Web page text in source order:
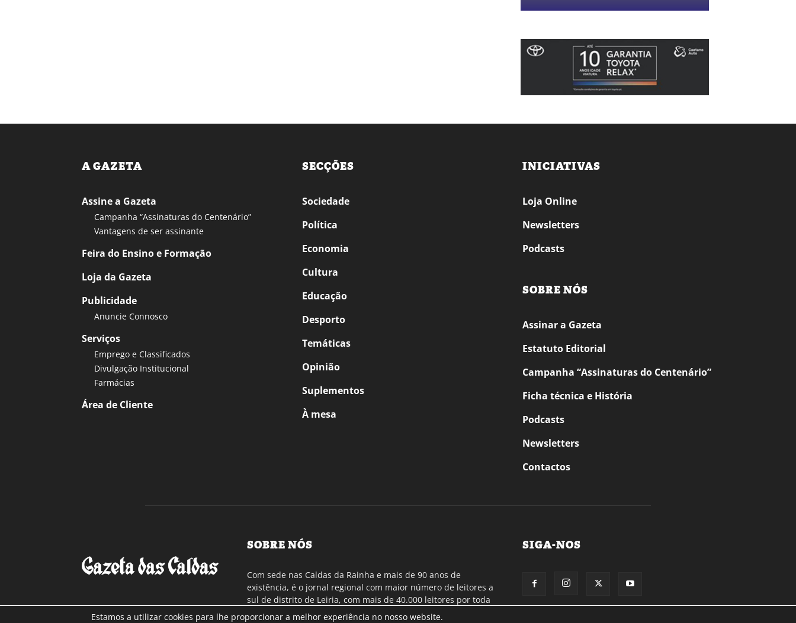
A GAZETA
Assine a Gazeta
Campanha “Assinaturas do Centenário”
Vantagens de ser assinante
Feira do Ensino e Formação
Loja da Gazeta
Publicidade
Anuncie Connosco
Serviços
Emprego e Classificados
Divulgação Institucional
Farmácias
Área de Cliente
SECÇÕES
Sociedade
Política
Economia
Cultura
Educação
Desporto
Temáticas
Opinião
Suplementos
À mesa
INICIATIVAS
Loja Online
Newsletters
Podcasts
SOBRE NÓS
Assinar a Gazeta
Estatuto Editorial
Campanha “Assinaturas do Centenário”
Ficha técnica e História
Podcasts
Newsletters
Contactos
SOBRE NÓS
Com sede nas Caldas da Rainha e mais de 90 anos de
existência, é o jornal regional com maior número de leitores a
sul de distrito de Leiria, com mais de 40.000 leitores por toda
a região Oeste. Jornal com distribuição em Portugal
SIGA-NOS
Estamos a utilizar cookies para lhe proporcionar a melhor experiência no nosso website.